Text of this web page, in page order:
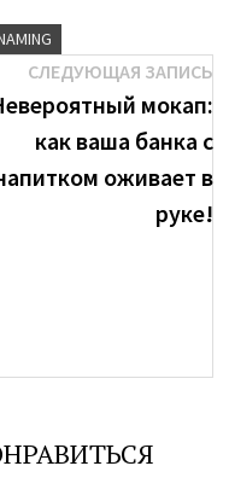
СЛЕДУЮЩАЯ ЗАПИСЬ
мокап:
как ваша банка с
оживает в
руке!